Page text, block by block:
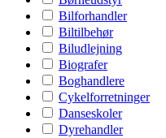
Bilforhandler
Biltilbehør
Biludlejning
Biografer
Boghandlere
Cykelforretninger
Danseskoler
Dyrehandler